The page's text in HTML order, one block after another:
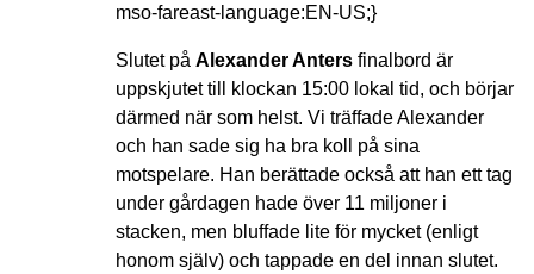
mso-fareast-language:EN-US;}
Slutet på Alexander Antersfinalbord är
uppskjutet till klockan 15:00 lokal tid, och börjar
därmed när som helst. Vi träffade Alexander
och han sade sig ha bra koll på sina
motspelare. Han berättade också att han ett tag
under gårdagen hade över 11 miljoner i
stacken, men bluffade lite för mycket (enligt
honom själv) och tappade en del innan slutet.